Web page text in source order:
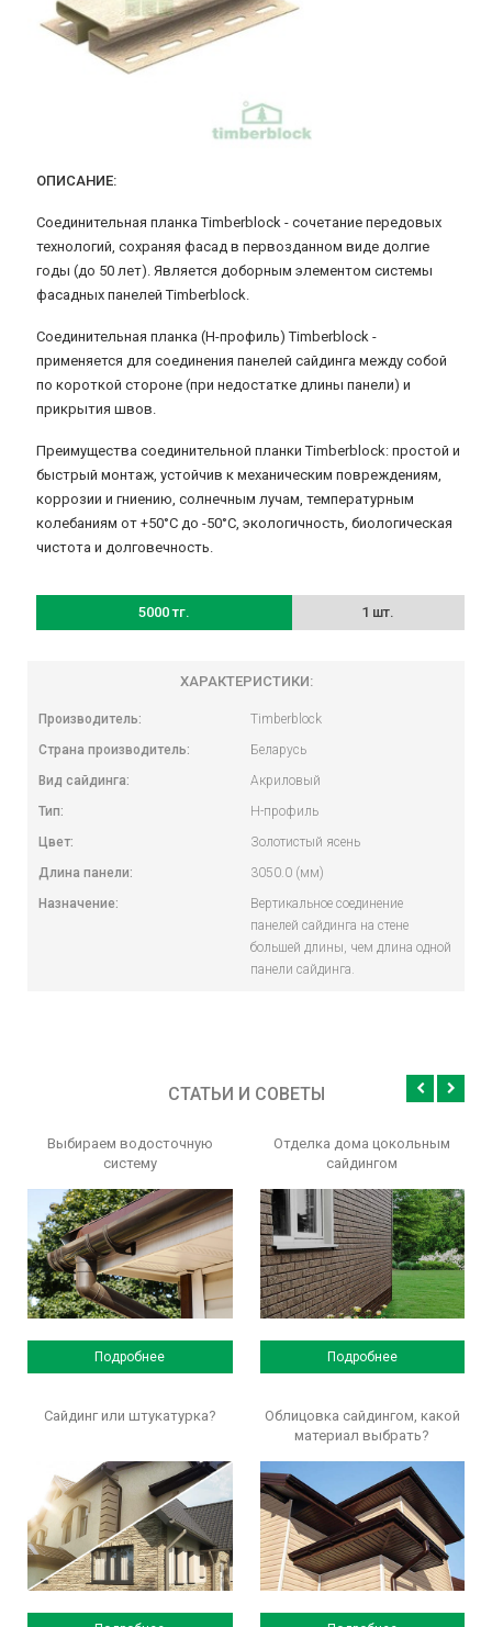
ОПИСАНИЕ:
Соединительная планка Timberblock - сочетание передовых
технологий, сохраняя фасад в первозданном виде долгие
годы (до 50 лет). Является доборным элементом системы
фасадных панелей Timberblock.
Соединительная планка (H-профиль) Timberblock -
применяется для соединения панелей сайдинга между собой
по короткой стороне (при недостатке длины панели) и
прикрытия швов.
Преимущества соединительной планки Timberblock: простой и
быстрый монтаж, устойчив к механическим повреждениям,
коррозии и гниению, солнечным лучам, температурным
колебаниям от +50‎°C до -50°C, экологичность, биологическая
чистота и долговечность.
5000 тг. 1 шт.
ХАРАКТЕРИСТИКИ:
Производитель:
Страна производитель:
Вид сайдинга:
Тип:
Timberblock
Беларусь
Акриловый
H-профиль
Цвет:
Длина панели:
Назначение:
Золотистый ясень
3050.0 (мм)
Вертикальное соединение
панелей сайдинга на стене
большей длины, чем длина одной
панели сайдинга.
СТАТЬИ И СОВЕТЫ
Выбираем водосточную
систему
Подробнее
Отделка дома цокольным
сайдингом
Подробнее
Сайдинг или штукатурка?
Облицовка сайдингом, какой
материал выбрать?